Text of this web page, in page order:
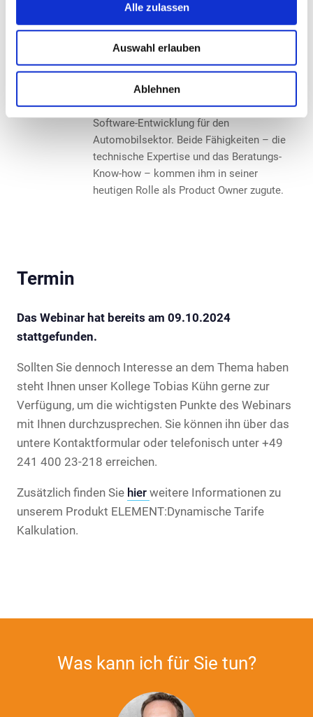
Alle zulassen
Auswahl erlauben
Ablehnen
entwickelt er maßgeschneiderte Antworten
auf die Herausforderungen der Branche.
leitete IT-Projekte und entwickelte
Vertriebsprodukte, wobei er Kunden im
Energiedatenmanagement unterstützte.
Seine beruflichen Wurzeln liegen in der
Software-Entwicklung für den
Automobilsektor. Beide Fähigkeiten – die
technische Expertise und das Beratungs-
Know-how – kommen ihm in seiner
heutigen Rolle als Product Owner zugute.
Termin
Das Webinar hat bereits am 09.10.2024
stattgefunden.
Sollten Sie dennoch Interesse an dem Thema haben
steht Ihnen unser Kollege Tobias Kühn gerne zur
Verfügung, um die wichtigsten Punkte des Webinars
mit Ihnen durchzusprechen. Sie können ihn über das
untere Kontaktformular oder telefonisch unter +49
241 400 23-218 erreichen.
Zusätzlich finden Sie hier weitere Informationen zu
unserem Produkt ELEMENT:Dynamische Tarife
Kalkulation.
Was kann ich für Sie tun?